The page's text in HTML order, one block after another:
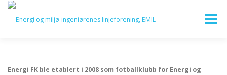
innhold
Meny
Energi FK ble etablert i 2008 som fotballklubb for Energi og